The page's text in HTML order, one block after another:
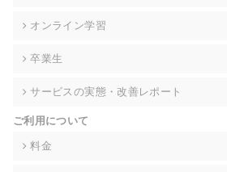
個人情報の開示等(利用目的の通知、開示
て、下記の当社問合わせ窓口に申し出る
的な期間内に対応いたします。ただし、
により、ご希望に添えない場合がありま
グなどの個人情報以外の情報については
オンライン学習
卒業生
サービスの実態・改善レポート
ご利用について
料金